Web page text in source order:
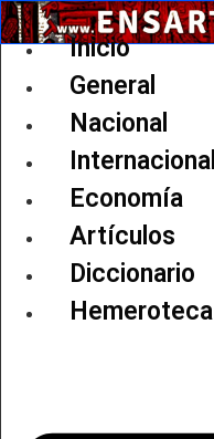
Ir
al
Inicio
General
Nacional
Internacional
Economía
Artículos
Diccionario
Hemeroteca